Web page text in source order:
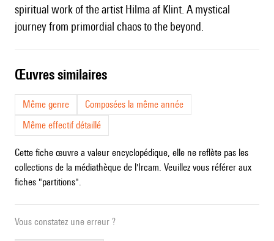
spiritual work of the artist Hilma af Klint. A mystical
journey from primordial chaos to the beyond.
œuvres similaires
Même genre
Composées la même année
Même effectif détaillé
Cette fiche œuvre a valeur encyclopédique, elle ne reflète pas les
collections de la médiathèque de l'Ircam. Veuillez vous référer aux
fiches "partitions".
Vous constatez une erreur ?